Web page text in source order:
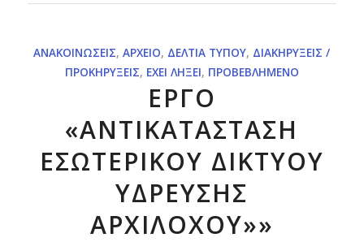
ΑΝΑΚΟΙΝΏΣΕΙΣ,ΑΡΧΕΊΟ, ΔΕΛΤΊΑ ΤΎΠΟΥ, ΔΙΑΚΗΡΎΞΕΙΣ /
ΠΡΟΚΗΡΎΞΕΙΣ, ΈΧΕΙ ΛΉΞΕΙ, ΠΡΟΒΕΒΛΗΜΈΝΟ
ΕΡΓΟ
«ΑΝΤΙΚΑΤΑΣΤΑΣΗ
ΕΣΩΤΕΡΙΚΟΥ ΔΙΚΤΥΟΥ
ΥΔΡΕΥΣΗΣ
ΑΡΧΙΛΟΧΟΥ»»